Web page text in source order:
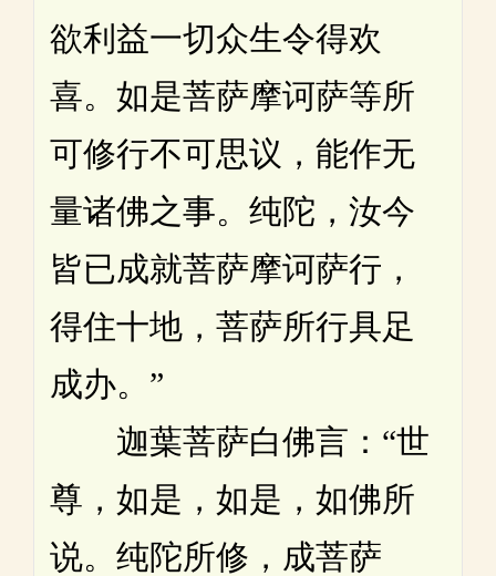
欲利益一切众生令得欢
喜。如是菩萨摩诃萨等所
可修行不可思议，能作无
量诸佛之事。纯陀，汝今
皆已成就菩萨摩诃萨行，
得住十地，菩萨所行具足
成办。”
迦葉菩萨白佛言：“世
尊，如是，如是，如佛所
说。纯陀所修，成菩萨